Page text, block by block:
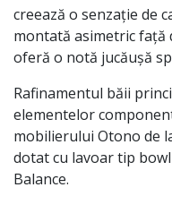
creează o senzație de
montată asimetric față
oferă o notă jucăușă
Rafinamentul băii
elementelor
mobilierului Otono de
dotat cu lavoar tip
Balance.